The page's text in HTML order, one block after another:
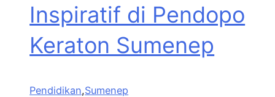
Inspiratif di Pendopo
Keraton Sumenep
Pendidikan,Sumenep